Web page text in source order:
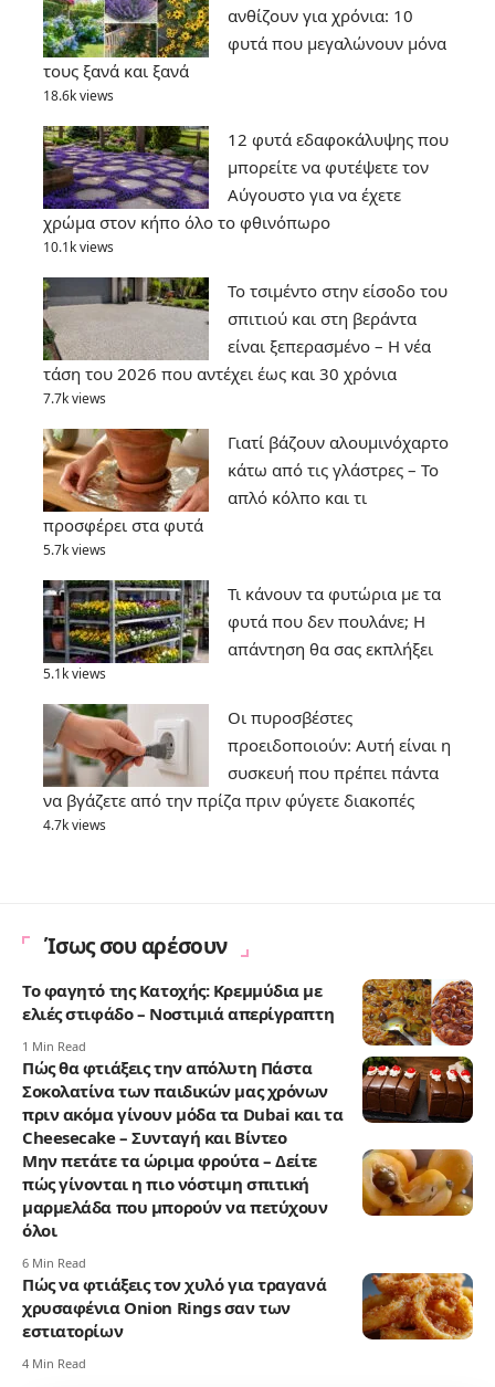
ανθίζουν για χρόνια: 10
φυτά που μεγαλώνουν μόνα
τους ξανά και ξανά
18.6k views
12 φυτά εδαφοκάλυψης που
μπορείτε να φυτέψετε τον
Αύγουστο για να έχετε
χρώμα στον κήπο όλο το φθινόπωρο
10.1k views
Το τσιμέντο στην είσοδο του
σπιτιού και στη βεράντα
είναι ξεπερασμένο – Η νέα
τάση του 2026 που αντέχει έως και 30 χρόνια
7.7k views
Γιατί βάζουν αλουμινόχαρτο
κάτω από τις γλάστρες – Το
απλό κόλπο και τι
προσφέρει στα φυτά
5.7k views
Τι κάνουν τα φυτώρια με τα
φυτά που δεν πουλάνε; Η
απάντηση θα σας εκπλήξει
5.1k views
Οι πυροσβέστες
προειδοποιούν: Αυτή είναι η
συσκευή που πρέπει πάντα
να βγάζετε από την πρίζα πριν φύγετε διακοπές
4.7k views
Ίσως σου αρέσουν
Το φαγητό της Κατοχής: Κρεμμύδια με
ελιές στιφάδο – Νοστιμιά απερίγραπτη
1 Min Read
Πώς θα φτιάξεις την απόλυτη Πάστα
Σοκολατίνα των παιδικών μας χρόνων
πριν ακόμα γίνουν μόδα τα Dubai και τα
Cheesecake – Συνταγή και Βίντεο
Μην πετάτε τα ώριμα φρούτα – Δείτε
πώς γίνονται η πιο νόστιμη σπιτική
μαρμελάδα που μπορούν να πετύχουν
όλοι
6 Min Read
Πώς να φτιάξεις τον χυλό για τραγανά
χρυσαφένια Onion Rings σαν των
εστιατορίων
4 Min Read